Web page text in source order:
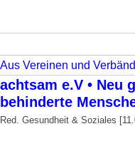
Aus Vereinen und
achtsam e.V • Neu
behinderte
Red. Gesundheit & Soziales